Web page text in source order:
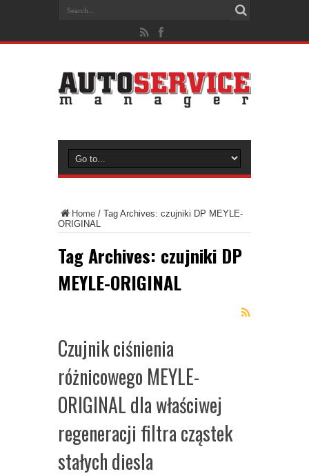
Home / Tag Archives: czujniki DP MEYLE-
ORIGINAL
Tag Archives: czujniki DP
MEYLE-ORIGINAL
Czujnik ciśnienia
różnicowego MEYLE-
ORIGINAL dla właściwej
regeneracji filtra cząstek
stałych diesla